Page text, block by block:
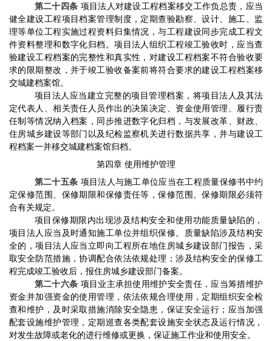
第二十四条 项目法人对建设工程档案移交工作负总责，应当
健全建设工程项目档案管理制度，定期查验勘察、设计、施工、监
理等单位工程实施过程资料归集情况，与工程建设同步完成工程文
件资料整理和数字化归档。项目法人组织工程竣工验收时，应当查
验建设工程档案的完整性和真实性，对建设工程档案不符合验收要
求的限期整改，并于竣工验收备案前将符合要求的建设工程档案移
交城建档案馆。
项目法人应当建立完整的项目管理档案，将项目法人及其法
定代表人、相关责任人员作出的决策决定、资金使用管理、履行责
任制等情况纳入档案，同步推进数字化归档，与发展改革、财政、
住房城乡建设等部门以及纪检监察机关进行数据共享，并与建设工
程档案一并移交城建档案馆归档。
第四章 使用维护管理
第二十五条 项目法人与施工单位应当在工程质量保修书中约
定保修范围、保修期限和保修责任等，保修范围、保修期限必须符
合有关规定。
项目保修期限内出现涉及结构安全和使用功能质量缺陷的，
项目法人应当及时通知施工单位并组织保修。质量缺陷涉及结构安
全的，项目法人应当立即向工程所在地住房城乡建设部门报告，采
取安全防范措施，协调配合依法依规处理；涉及结构安全的保修工
程完成竣工验收后，报住房城乡建设部门备案。
第二十六条 项目业主承担使用维护安全责任，应当筹措维护
资金并加强资金的使用管理，依法依规合理使用，定期组织安全检
查和维护，及时采取措施消除安全隐患，保证安全运行； 应当加强
配套设施维护管理，定期巡查各类配套设施安全状态及运行情况，
对发生故障或老化的进行维修或更换 ，保证施工作业和使用安全。